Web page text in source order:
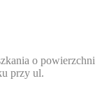
o powierzchni
przy ul.